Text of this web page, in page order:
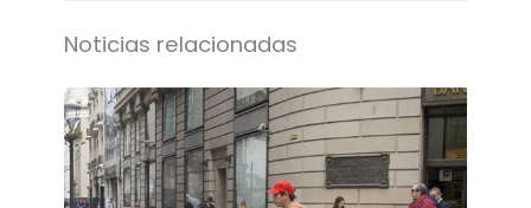
Noticias relacionadas